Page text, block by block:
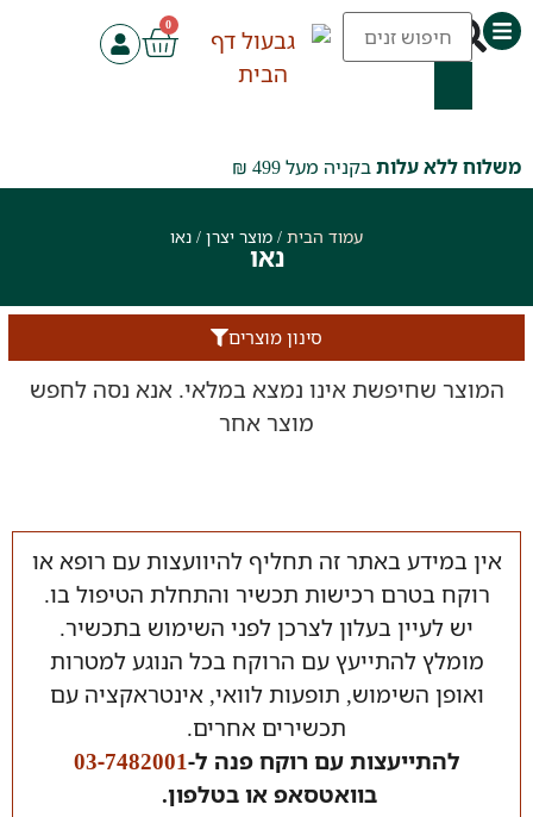
0
משלוח ללא עלותבקניה מעל 499 ₪
עמוד הבית / מוצר יצרן / ‮נאו‬
‮נאו‬
סינון מוצרים
המוצר שחיפשת אינו נמצא במלאי. אנא נסה לחפש
מוצר אחר
אין במידע באתר זה תחליף להיוועצות עם רופא או
רוקח בטרם רכישות תכשיר והתחלת הטיפול בו.
יש לעיין בעלון לצרכן לפני השימוש בתכשיר.
מומלץ להתייעץ עם הרוקח בכל הנוגע למטרות
ואופן השימוש, תופעות לוואי, אינטראקציה עם
תכשירים אחרים.
להתייעצות עם רוקח פנה ל-03-7482001
בוואטסאפ או בטלפון.